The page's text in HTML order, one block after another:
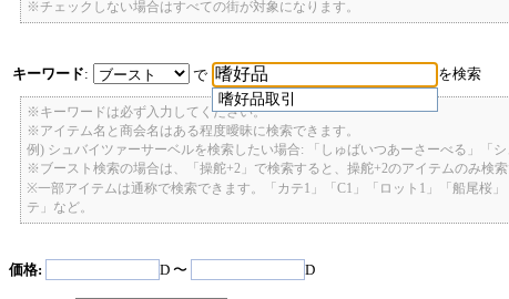
※チェックしない場合はすべての街が対象になります。
キーワード:
で
嗜好品取引
を検索
※キーワードは必ず入力してください。
※アイテム名と商会名はある程度曖昧に検索できます。
例) シュバイツァーサーベルを検索したい場合: 「しゅばいつあーさーべる」「シ
※ブースト検索の場合は、「操舵+2」で検索すると、操舵+2のアイテムのみ検索
※一部アイテムは通称で検索できます。「カテ1」「C1」「ロット1」「船尾桜
テ」など。
価格: D 〜 D